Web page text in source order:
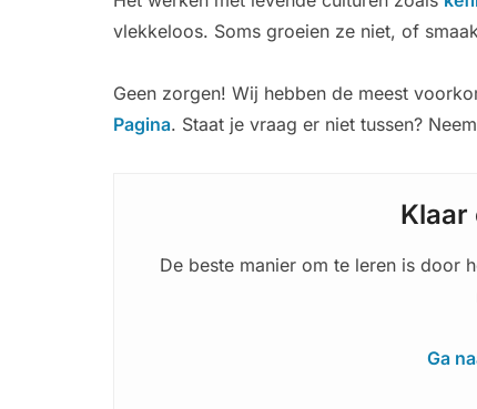
vlekkeloos. Soms groeien ze niet, of
Geen zorgen! Wij hebben de meest
Pagina. Staat je vraag er niet tussen?
Klaar
De beste manier om te leren is door
Ga